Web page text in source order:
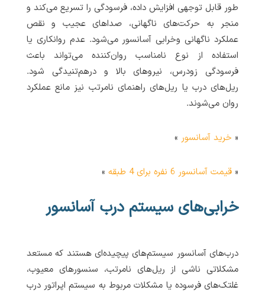
طور قابل توجهی افزایش داده، فرسودگی را تسریع می‌کند و
منجر به حرکت‌های ناگهانی، صداهای عجیب و نقص
عملکرد ناگهانی وخرابی آسانسور می‌شود. عدم روانکاری یا
استفاده از نوع نامناسب روان‌کننده می‌تواند باعث
فرسودگی زودرس، نیروهای بالا و درهم‌تنیدگی شود.
ریل‌های درب یا ریل‌های راهنمای نامرتب نیز مانع عملکرد
روان می‌شوند.
« خرید آسانسور »
« قیمت آسانسور 6 نفره برای 4 طبقه »
خرابی‌های سیستم درب آسانسور
درب‌های آسانسور سیستم‌های پیچیده‌ای هستند که مستعد
مشکلاتی ناشی از ریل‌های نامرتب، سنسورهای معیوب،
غلتک‌های فرسوده یا مشکلات مربوط به سیستم اپراتور درب